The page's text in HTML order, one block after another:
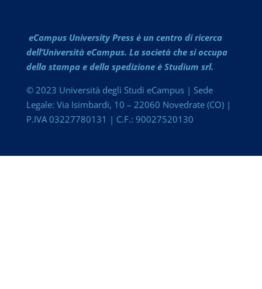
eCampus University Press è un centro di ricerca
dell’Università eCampus. La società che si occupa
della stampa e della spedizione è Studium srl.
© 2023 Università degli Studi eCampus | Sede
Legale: Via Isimbardi, 10 – 22060 Novedrate (CO) |
P.IVA 03227780131 | C.F.: 90027520130